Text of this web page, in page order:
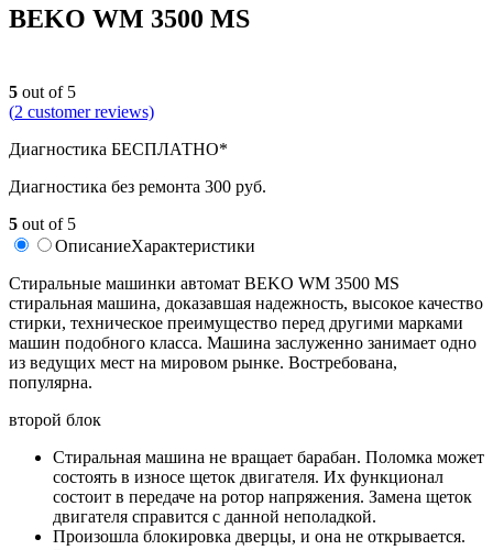
BEKO WM 3500 MS
5 out of 5
(2 customer reviews)
Диагностика БЕСПЛАТНО*
Диагностика без ремонта 300 руб.
5 out of 5
ОписаниеХарактеристики
Стиральные машинки автомат BEKO WM 3500 MS
стиральная машина, доказавшая надежность, высокое качество
стирки, техническое преимущество перед другими марками
машин подобного класса. Машина заслуженно занимает одно
из ведущих мест на мировом рынке. Востребована,
популярна.
второй блок
Стиральная машина не вращает барабан. Поломка может
состоять в износе щеток двигателя. Их функционал
состоит в передаче на ротор напряжения. Замена щеток
двигателя справится с данной неполадкой.
Произошла блокировка дверцы, и она не открывается.